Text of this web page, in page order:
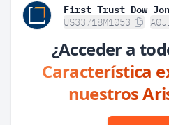
First Trust Dow
US33718M1053
¿Acceder a
Característica
nuestros